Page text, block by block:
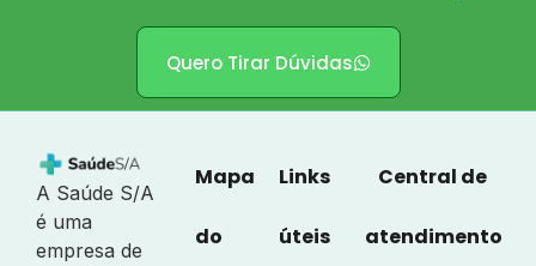
Quero Tirar Dúvidas
A Saúde S/A
é uma
empresa de
Mapa
do
Links
úteis
Central de
atendimento